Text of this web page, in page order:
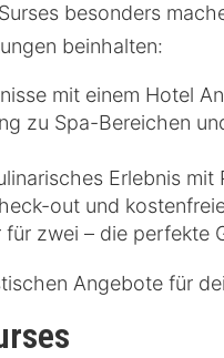
besonders
beinhalten:
mit einem Hotel
zu Spa-Bereichen
Erlebnis
out und
zwei – die perfekte
Angebote für